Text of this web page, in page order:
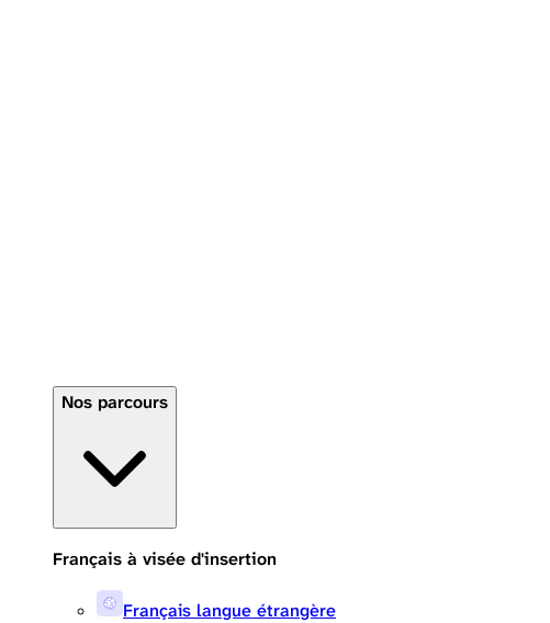
Nos parcours
Français à visée d'insertion
Français langue étrangère